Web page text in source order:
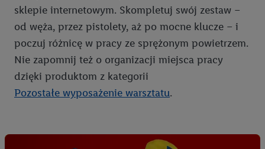
sklepie internetowym. Skompletuj swój zestaw –
od węża, przez pistolety, aż po mocne klucze – i
poczuj różnicę w pracy ze sprężonym powietrzem.
Nie zapomnij też o organizacji miejsca pracy
dzięki produktom z kategorii
Pozostałe wyposażenie warsztatu.